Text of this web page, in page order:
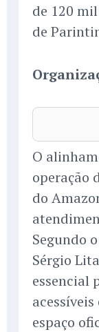
de 120
de
O
operação
do
Segundo
Sérgio
essencial
acessíveis
espaço